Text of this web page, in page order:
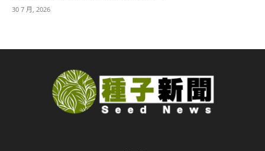
30 7 月, 2026